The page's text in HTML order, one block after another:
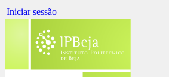
Iniciar sessão